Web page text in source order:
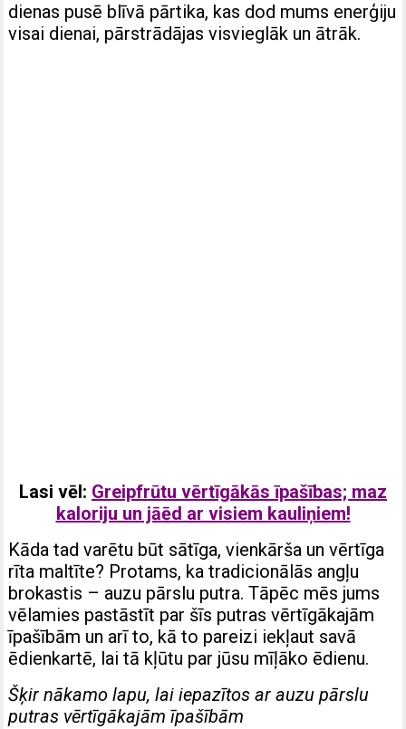
dienas pusē blīvā pārtika, kas dod mums enerģiju
visai dienai, pārstrādājas visvieglāk un ātrāk.
Lasi vēl: Greipfrūtu vērtīgākās īpašības; maz
kaloriju un jāēd ar visiem kauliņiem!
Kāda tad varētu būt sātīga, vienkārša un vērtīga
rīta maltīte? Protams, ka tradicionālās angļu
brokastis – auzu pārslu putra. Tāpēc mēs jums
vēlamies pastāstīt par šīs putras vērtīgākajām
īpašībām un arī to, kā to pareizi iekļaut savā
ēdienkartē, lai tā kļūtu par jūsu mīļāko ēdienu.
Šķir nākamo lapu, lai iepazītos ar auzu pārslu
putras vērtīgākajām īpašībām